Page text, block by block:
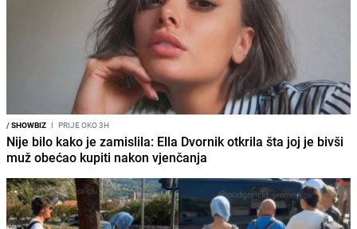
/SHOWBIZ I PRIJE OKO 3H
Nije bilo kako je zamislila: Ella Dvornik otkrila šta joj je bivši
muž obećao kupiti nakon vjenčanja